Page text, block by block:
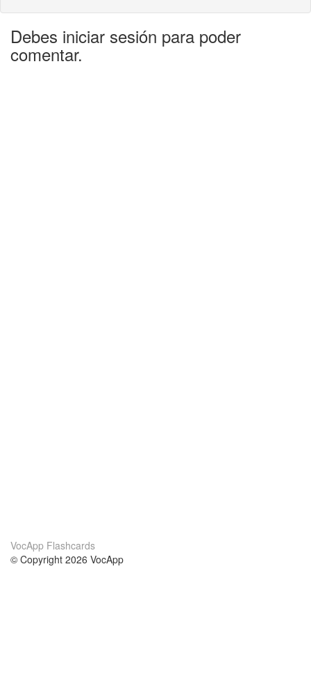
Debes iniciar sesión para poder
comentar.
VocApp Flashcards
© Copyright 2026 VocApp